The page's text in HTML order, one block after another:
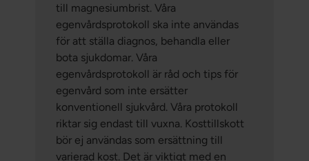
till magnesiumbrist. Våra
egenvårdsprotokoll ska inte användas
för att ställa diagnos, behandla eller
bota sjukdomar. Våra
egenvårdsprotokoll är råd och tips för
egenvård som inte ersätter
konventionell sjukvård. Våra protokoll
riktar sig endast till vuxna. Kosttillskott
bör ej användas som ersättning till
varierad kost. Det är viktigt med en